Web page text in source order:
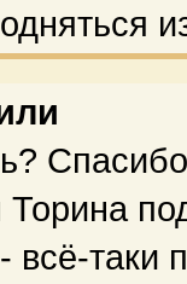
всё-таки